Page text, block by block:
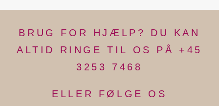
BRUG FOR HJÆLP? DU KAN
ALTID RINGE TIL OS PÅ +45
3253 7468
ELLER FØLGE OS